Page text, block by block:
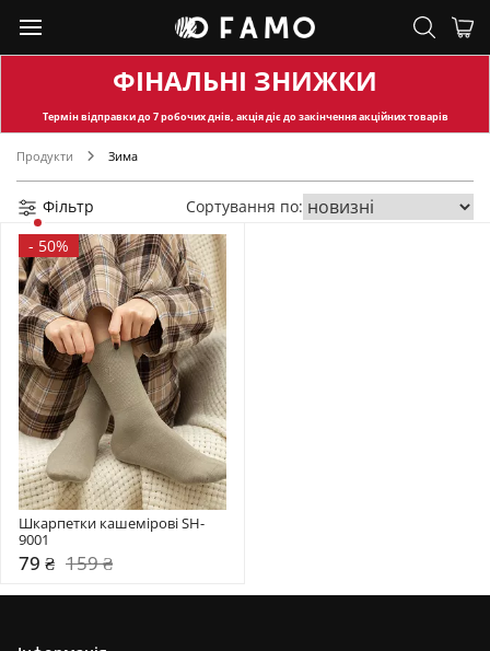
ФІНАЛЬНІ ЗНИЖКИ
Термін відправкидо 7 робочих днів, акція діє до закінчення акційних товарів
Продукти Зима
Фільтр
Сортування по:
- 50%
Шкарпетки кашемірові SH-
9001
79 ₴ 159 ₴